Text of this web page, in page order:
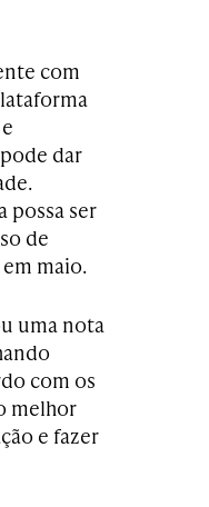
com
dar
possa ser
de
maio.
uma nota
com os
melhor
e fazer